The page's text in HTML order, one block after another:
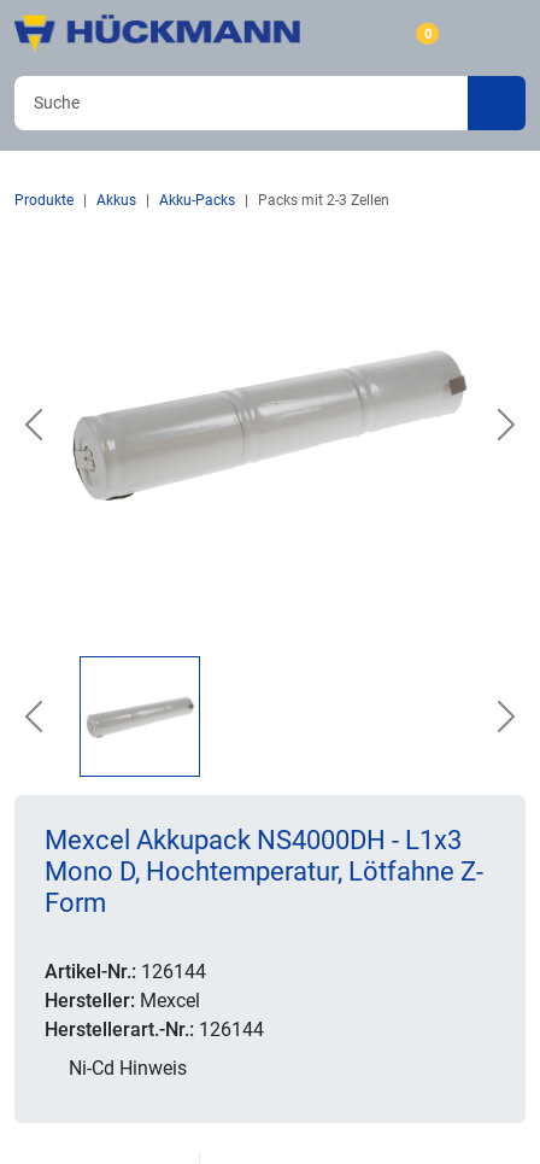
0
Produkte Akkus Akku-Packs Packs mit 2-3 Zellen
Previous
Previous
Mexcel Akkupack NS4000DH - L1x3
Mono D, Hochtemperatur, Lötfahne Z-
Form
Artikel-Nr.: 126144
Hersteller: Mexcel
Herstellerart.-Nr.: 126144
Ni-Cd Hinweis